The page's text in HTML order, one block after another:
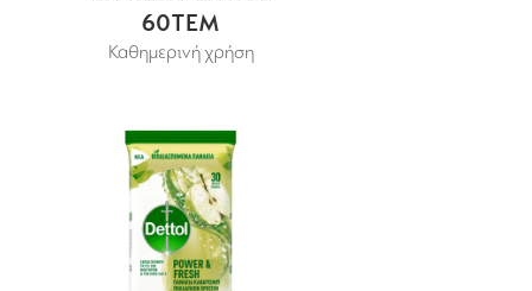
60ΤΕΜ
Καθημερινή χρήση